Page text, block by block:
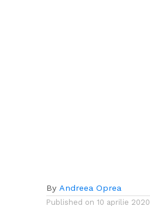
By Andreea Oprea
Published on 10 aprilie 2020